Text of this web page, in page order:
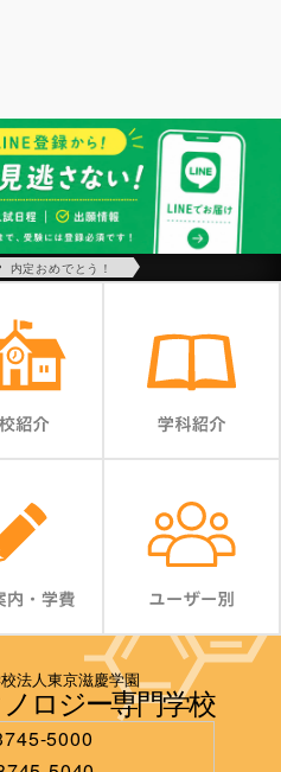
内定おめでとう！
法人東京滋慶学園
ロジー専門学校
5000